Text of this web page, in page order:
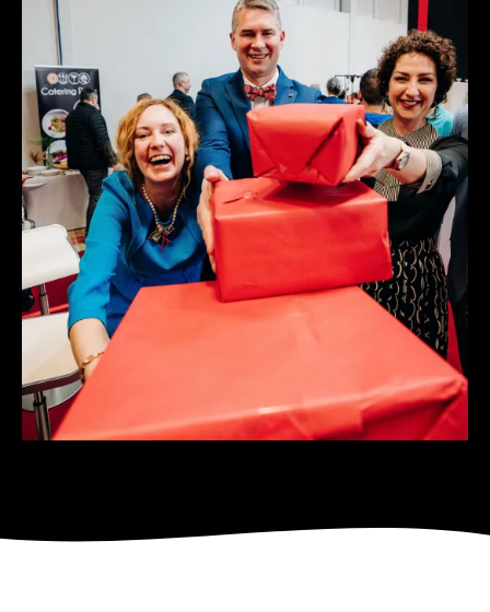
Veletrh Aquatherm, ENBRA značka pro všechny :-),
setkání našich přátel, obchodních partnerů i
spolupracovníků.